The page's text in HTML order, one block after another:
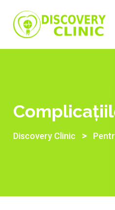
content
Discovery Clinic >